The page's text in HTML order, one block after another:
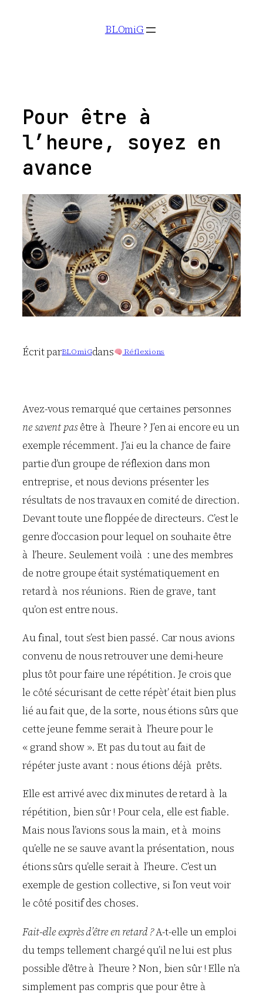
BLOmiG
Pour être à
l’heure, soyez en
avance
Écrit parBLOmiGdans Réflexions
Avez-vous remarqué que certaines personnes
ne savent pasêtre à l’heure ? J’en ai encore eu un
exemple récemment. J’ai eu la chance de faire
partie d’un groupe de réflexion dans mon
entreprise, et nous devions présenter les
résultats de nos travaux en comité de direction.
Devant toute une floppée de directeurs. C’est le
genre d’occasion pour lequel on souhaite être
à l’heure. Seulement voilà : une des membres
de notre groupe était systématiquement en
retard à nos réunions. Rien de grave, tant
qu’on est entre nous.
Au final, tout s’est bien passé. Car nous avions
convenu de nous retrouver une demi-heure
plus tôt pour faire une répétition. Je crois que
le côté sécurisant de cette répèt’ était bien plus
lié au fait que, de la sorte, nous étions sûrs que
cette jeune femme serait à l’heure pour le
« grand show ». Et pas du tout au fait de
répéter juste avant : nous étions déjà prêts.
Elle est arrivé avec dix minutes de retard à la
répétition, bien sûr ! Pour cela, elle est fiable.
Mais nous l’avions sous la main, et à moins
qu’elle ne se sauve avant la présentation, nous
étions sûrs qu’elle serait à l’heure. C’est un
exemple de gestion collective, si l’on veut voir
le côté positif des choses.
Fait-elle exprès d’être en retard ?A-t-elle un emploi
du temps tellement chargé qu’il ne lui est plus
possible d’être à l’heure ? Non, bien sûr ! Elle n’a
simplement pas compris que pour être à